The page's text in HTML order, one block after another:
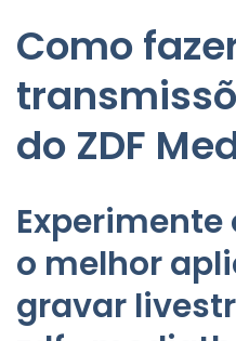
Como
do ZDF
Experimente
o melhor
gravar